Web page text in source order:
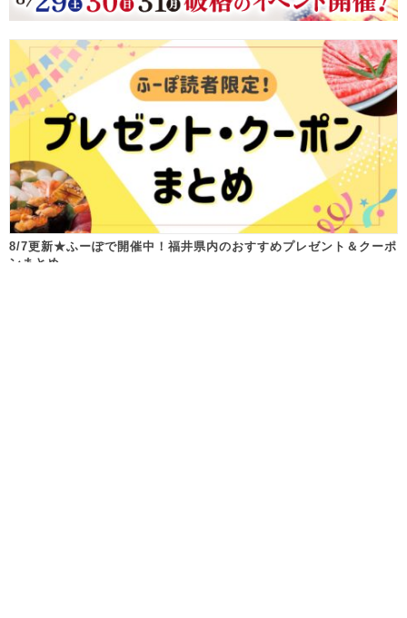
8/7更新★ふーぽで開催中！福井県内のおすすめプレゼント＆クーポ
ンまとめ